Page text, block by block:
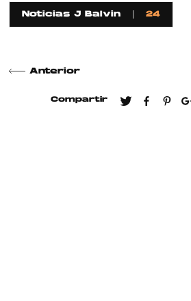
Noticias J Balvin 24
Anterior
Compartir